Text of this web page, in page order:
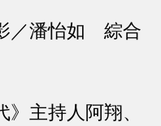
／潘怡如 綜合
主持人阿翔、